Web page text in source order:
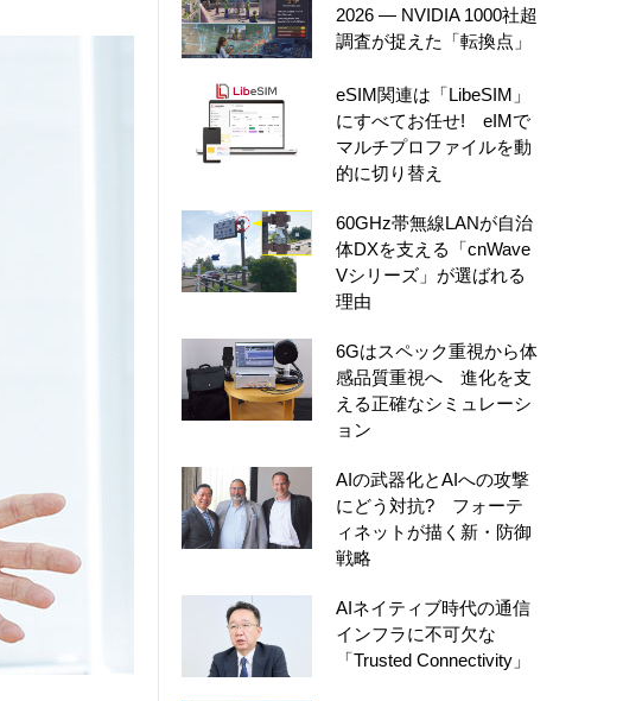
2026 ― NVIDIA 1000社超
調査が捉えた「転換点」
eSIM関連は「LibeSIM」
にすべてお任せ! eIMで
マルチプロファイルを動
的に切り替え
60GHz帯無線LANが自治
体DXを支える「cnWave
Vシリーズ」が選ばれる
理由
6Gはスペック重視から体
感品質重視へ 進化を支
える正確なシミュレーシ
ョン
AIの武器化とAIへの攻撃
にどう対抗? フォーテ
ィネットが描く新・防御
戦略
AIネイティブ時代の通信
インフラに不可欠な
「Trusted Connectivity」